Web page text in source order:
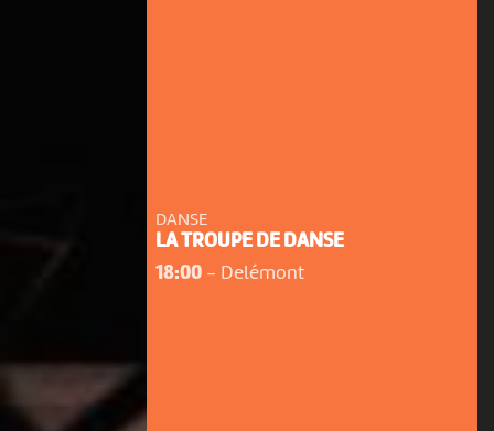
DANSE
LA TROUPE DE DANSE
18:00- Delémont